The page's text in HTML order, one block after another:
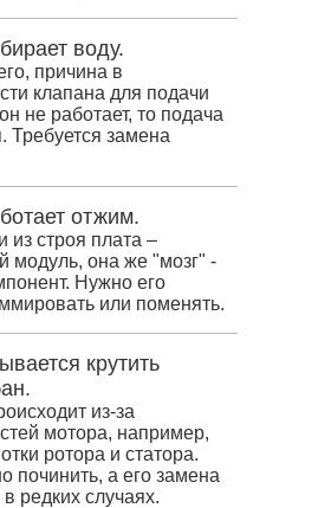
воду.
причина в
клапана для подачи
не работает, то подача
Требуется замена
отжим.
из строя плата –
модуль, она же "мозг" -
Нужно его
или поменять.
крутить
из-за
мотора, например,
ротора и статора.
починить, а его замена
редких случаях.